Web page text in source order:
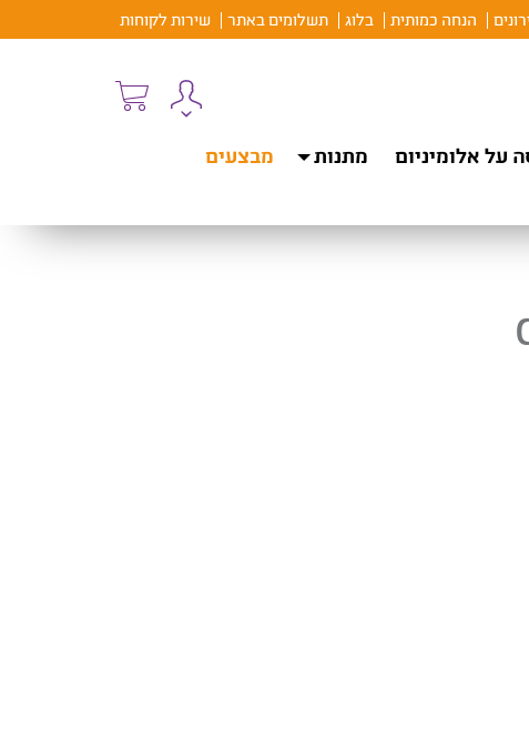
הנחה כמותית בלוג תשלומים באתר שירות לקוחות
על אלומיניום מתנות
מבצעים